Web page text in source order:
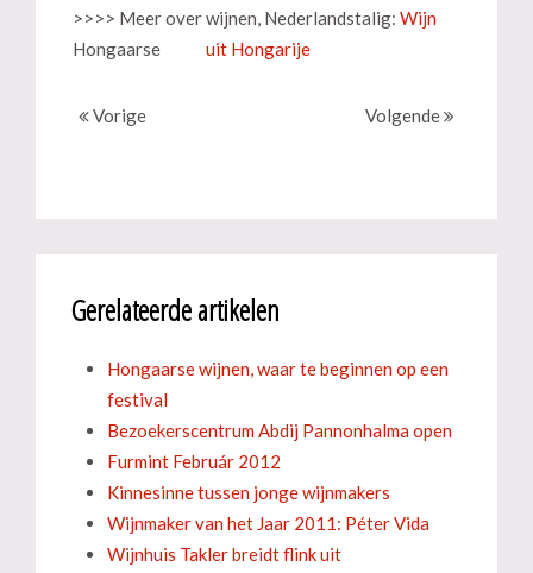
>>>> Meer over
Hongaarse
wijnen, Nederlandstalig: Wijn
uit Hongarije
Vorige Volgende
Gerelateerde artikelen
Hongaarse wijnen, waar te beginnen op een
festival
Bezoekerscentrum Abdij Pannonhalma open
Furmint Február 2012
Kinnesinne tussen jonge wijnmakers
Wijnmaker van het Jaar 2011: Péter Vida
Wijnhuis Takler breidt flink uit